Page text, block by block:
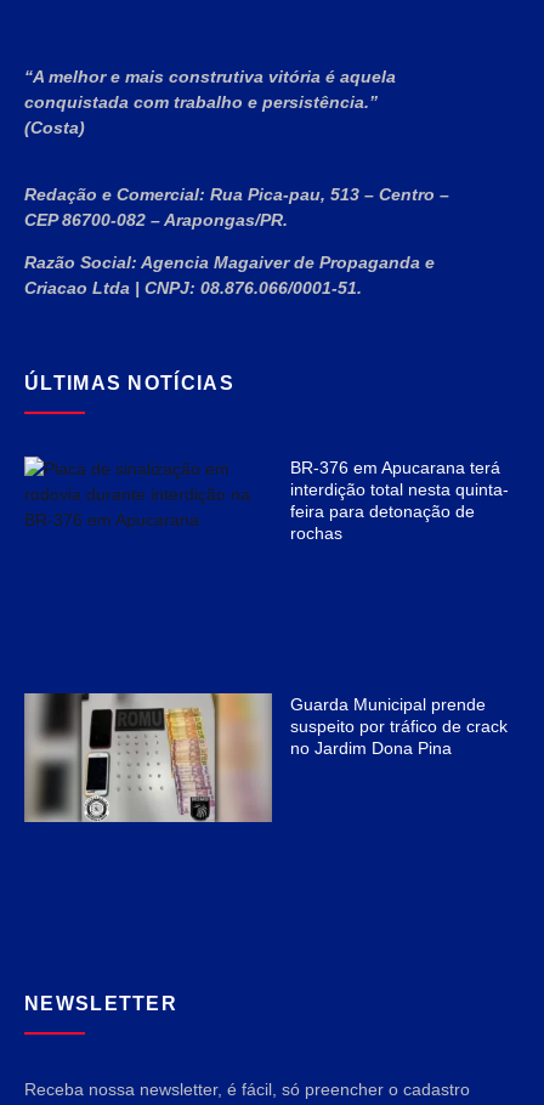
“A melhor e mais construtiva vitória é aquela
conquistada com trabalho e persistência.”
(Costa)
Redação e Comercial: Rua Pica-pau, 513 – Centro –
CEP 86700-082 – Arapongas/PR.
Razão Social: Agencia Magaiver de Propaganda e
Criacao Ltda | CNPJ: 08.876.066/0001-51.
ÚLTIMAS NOTÍCIAS
BR-376 em Apucarana terá
interdição total nesta quinta-
feira para detonação de
rochas
Guarda Municipal prende
suspeito por tráfico de crack
no Jardim Dona Pina
NEWSLETTER
Receba nossa newsletter, é fácil, só preencher o cadastro